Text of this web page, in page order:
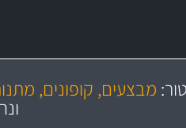
יותר מ- 500 מסנני שמן, אוויר, דלק וקבינה
גרמניהמבצעים, קופונים,